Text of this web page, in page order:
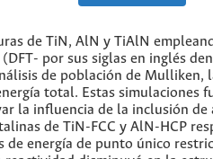
de TiN, AlN y TiAlN
por sus siglas en inglés
de población de Mulliken,
total. Estas simulaciones
la influencia de la inclusión de
de TiN-FCC y AlN-HCP
de energía de punto único